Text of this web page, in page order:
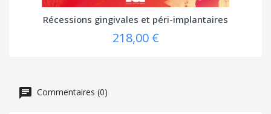
Récessions gingivales et péri-implantaires
218,00 €
Commentaires (0)